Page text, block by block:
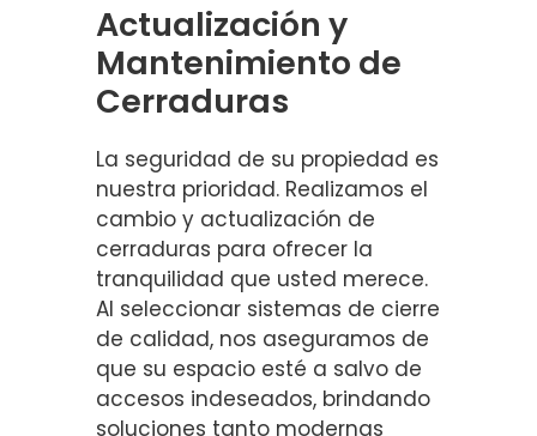
Actualización y
Mantenimiento de
Cerraduras
La seguridad de su propiedad es
nuestra prioridad. Realizamos el
cambio y actualización de
cerraduras para ofrecer la
tranquilidad que usted merece.
Al seleccionar sistemas de cierre
de calidad, nos aseguramos de
que su espacio esté a salvo de
accesos indeseados, brindando
soluciones tanto modernas